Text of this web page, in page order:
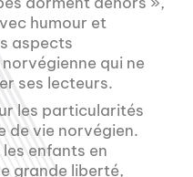
humour et
aspects
qui ne
ses lecteurs.
les particularités
de vie norvégien.
enfants en
grande liberté,